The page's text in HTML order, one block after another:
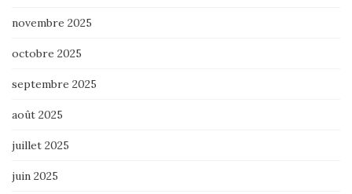
novembre 2025
octobre 2025
septembre 2025
août 2025
juillet 2025
juin 2025